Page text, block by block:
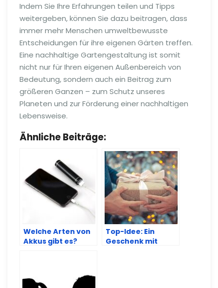
Indem Sie Ihre Erfahrungen teilen und Tipps
weitergeben, können Sie dazu beitragen, dass
immer mehr Menschen umweltbewusste
Entscheidungen für ihre eigenen Gärten treffen.
Eine nachhaltige Gartengestaltung ist somit
nicht nur für Ihren eigenen Außenbereich von
Bedeutung, sondern auch ein Beitrag zum
größeren Ganzen – zum Schutz unseres
Planeten und zur Förderung einer nachhaltigen
Lebensweise.
Ähnliche Beiträge:
Welche Arten von
Akkus gibt es?
Top-Idee: Ein
Geschenk mit